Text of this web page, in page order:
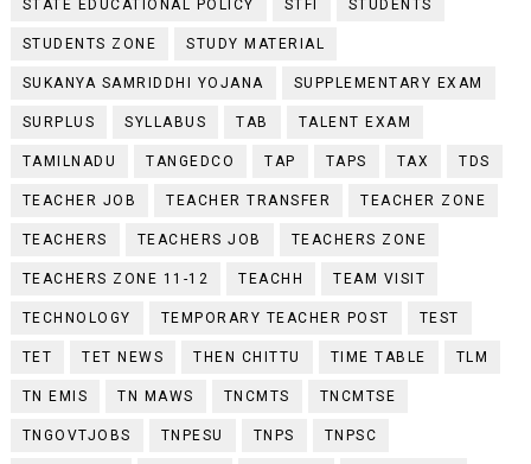
STATE EDUCATIONAL POLICY STFI STUDENTS
STUDENTS ZONE STUDY MATERIAL
SUKANYA SAMRIDDHI YOJANA SUPPLEMENTARY EXAM
SURPLUS SYLLABUS TAB TALENT EXAM
TAMILNADU TANGEDCO TAP TAPS TAX TDS
TEACHER JOB TEACHER TRANSFER TEACHER ZONE
TEACHERS TEACHERS JOB TEACHERS ZONE
TEACHERS ZONE 11-12 TEACHH TEAM VISIT
TECHNOLOGY TEMPORARY TEACHER POST TEST
TET TET NEWS THEN CHITTU TIME TABLE TLM
TN EMIS TN MAWS TNCMTS TNCMTSE
TNGOVTJOBS TNPESU TNPS TNPSC